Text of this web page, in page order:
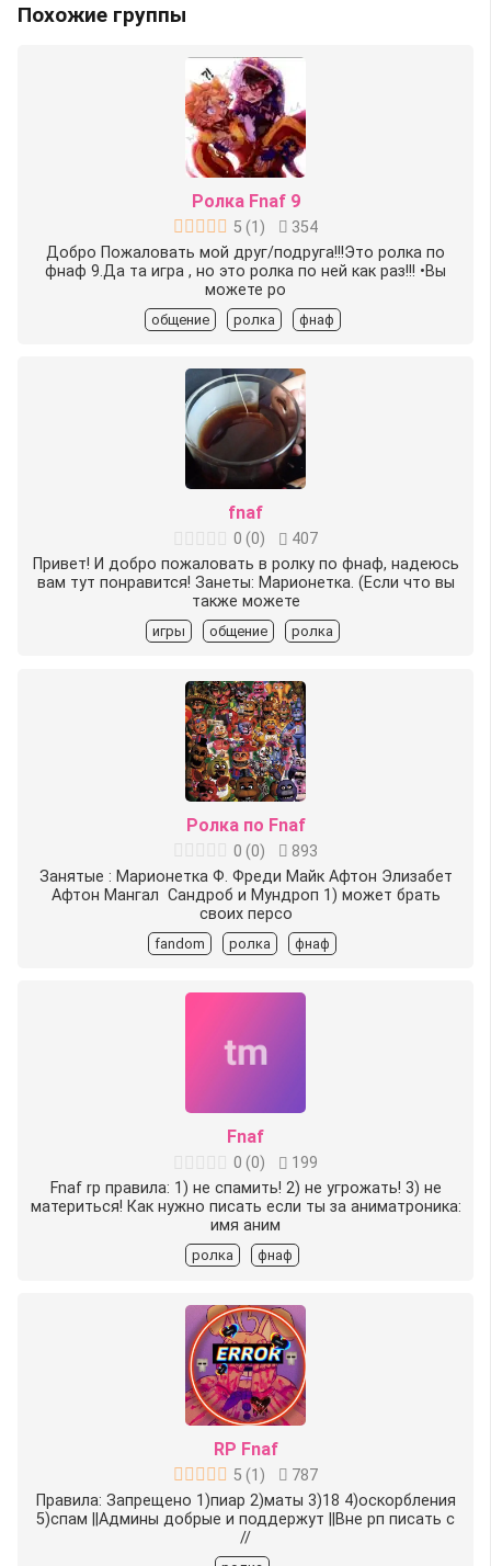
Похожие группы
Ролка Fnaf 9
5 (1 )
354
Добро Пожаловать мой друг/подруга!!!Это ролка по
фнаф 9.Да та игра , но это ролка по ней как раз!!! •Вы
можете ро
общение ролка фнаф
fnaf
0 (0)
407
Привет! И добро пожаловать в ролку по фнаф, надеюсь
вам тут понравится! Занеты: Марионетка. (Если что вы
также можете
игры общение ролка
Ролка по Fnaf
0 (0)
893
Занятые : Марионетка Ф. Фреди Майк Афтон Элизабет
Афтон Мангал ⁩ Сандроб и Мундроп 1) может брать
своих персо
fandom ролка фнаф
Fnaf
0 (0)
199
Fnaf rp правила: 1) не спамить! 2) не угрожать! 3) не
материться! Как нужно писать если ты за аниматроника:
имя аним
ролка фнаф
RP Fnaf
5 (1 )
787
Правила: Запрещено 1)пиар 2)маты 3)18 4)оскорбления
5)спам ||Админы добрые и поддержут ||Вне рп писать с
//